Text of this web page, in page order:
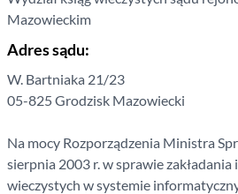
Mazowieckim
Adres sądu:
W. Bartniaka 21/23
05-825Grodzisk Mazowiecki
Na mocy Rozporządzenia Ministra
sierpnia 2003 r. w sprawie
wieczystych w systemie